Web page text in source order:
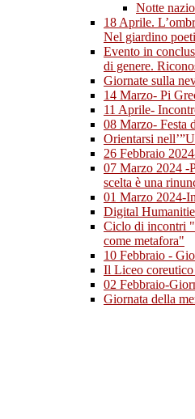
Notte
18 Aprile.
Nel giardino
Evento in
di genere.
Giornate sulla
14 Marzo- Pi
11 Aprile-
08 Marzo- Festa
Orientarsi
26 Febbraio
07 Marzo 2024 -
scelta è una
01 Marzo 2024-
Digital
Ciclo di incontri
come metafora"
10 Febbraio -
Il Liceo
02 Febbraio-
Giornata della